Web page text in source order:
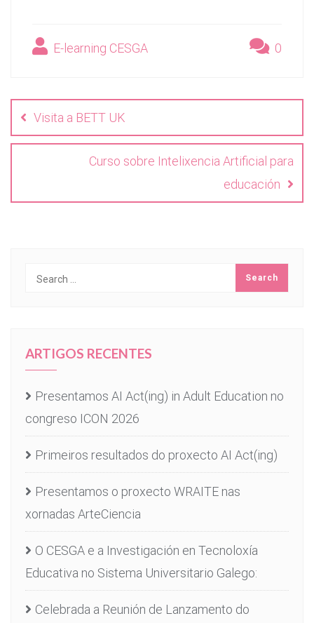
E-learning CESGA 0
de
entradas
Visita a BETT UK
Curso sobre Intelixencia Artificial para
educación
ARTIGOS RECENTES
Presentamos AI Act(ing) in Adult Education no
congreso ICON 2026
Primeiros resultados do proxecto AI Act(ing)
Presentamos o proxecto WRAITE nas
xornadas ArteCiencia
O CESGA e a Investigación en Tecnoloxía
Educativa no Sistema Universitario Galego:
Celebrada a Reunión de Lanzamento do